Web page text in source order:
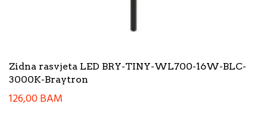
Zidna rasvjeta LED BRY-TINY-WL700-16W-BLC-
3000K-Braytron
126,00BAM